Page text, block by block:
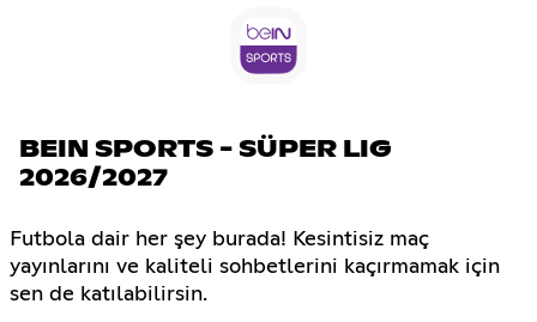
BEIN SPORTS - SÜPER LIG
2026/2027
Futbola dair her şey burada! Kesintisiz maç
yayınlarını ve kaliteli sohbetlerini kaçırmamak için
sen de katılabilirsin.